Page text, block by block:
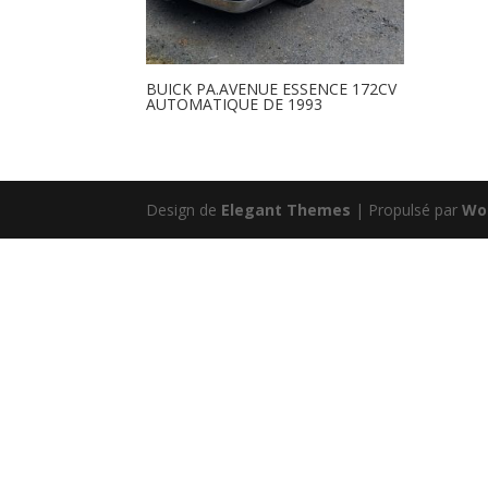
BUICK PA.AVENUE ESSENCE 172CV
AUTOMATIQUE DE 1993
Design de Elegant Themes | Propulsé par